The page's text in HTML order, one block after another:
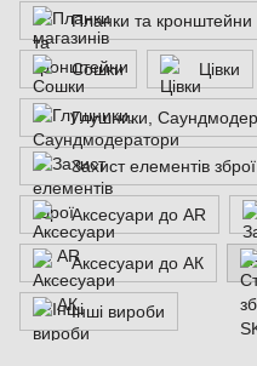
Планки та кронштейни
Сошки Цівки
Глушники,
Захист елементів зброї
Аксесуари до AR
Аксесуари до АК
Інші вироби